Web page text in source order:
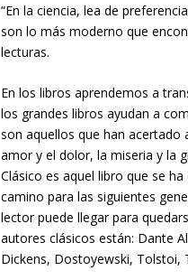
“En la ciencia, lea de
son lo más moderno que
lecturas.
En los libros aprendemos a
los grandes libros ayudan a
son aquellos que han
amor y el dolor, la miseria y la
Clásico es aquel libro que se
camino para las siguientes
lector puede llegar para
autores clásicos están: Dante
Dickens, Dostoyewski, Tolstoi,